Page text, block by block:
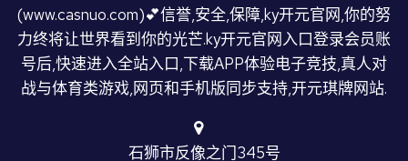
(www.casnuo.com)💕信誉,安全,保障,ky开元官网,你的努
力终将让世界看到你的光芒.ky开元官网入口登录会员账
号后,快速进入全站入口,下载APP体验电子竞技,真人对
战与体育类游戏,网页和手机版同步支持,开元琪牌网站.
石狮市反像之门345号